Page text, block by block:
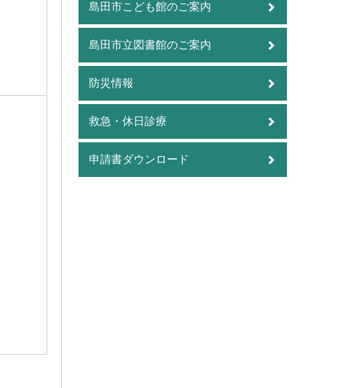
島田市こども館のご案内
島田市立図書館のご案内
防災情報
救急・休日診療
申請書ダウンロード